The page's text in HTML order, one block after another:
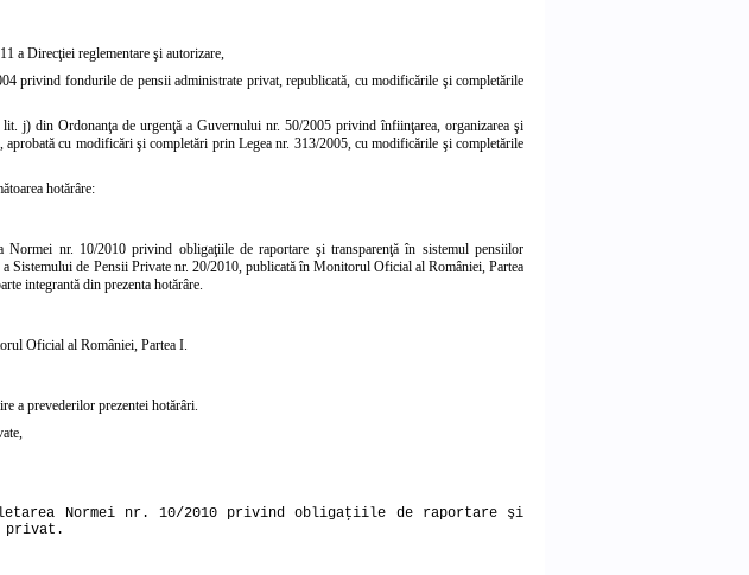
a Direcţiei reglementare şi autorizare,
privind fondurile de pensii administrate privat, republicată, cu modificările şi completările
j) din Ordonanţa de urgenţă a Guvernului nr. 50/2005 privind înfiinţarea, organizarea şi
aprobată cu modificări şi completări prin Legea nr. 313/2005, cu modificările şi completările
hotărâre:
Normei nr. 10/2010 privind obligaţiile de raportare şi transparenţă în sistemul pensiilor
Sistemului de Pensii Private nr. 20/2010, publicată în Monitorul Oficial al României, Partea
integrantă din prezenta hotărâre.
Oficial al României, Partea I.
a prevederilor prezentei hotărâri.
Normei nr. 10/2010 privind obligaţiile de raportare şi
privat.